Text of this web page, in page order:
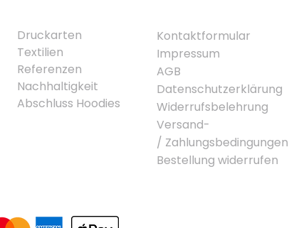
Druckarten
Textilien
Referenzen
Nachhaltigkeit
Abschluss Hoodies
Kontaktformular
Impressum
AGB
Datenschutzerklärung
Widerrufsbelehrung
Versand-
/ Zahlungsbedingungen
Bestellung widerrufen